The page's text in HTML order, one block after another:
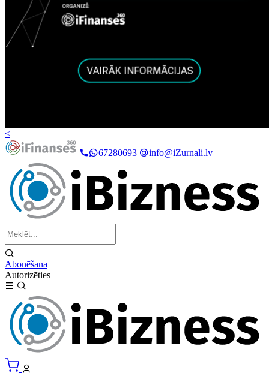
<
67280693
info@iZurnali.lv
Abonēšana
Autorizēties